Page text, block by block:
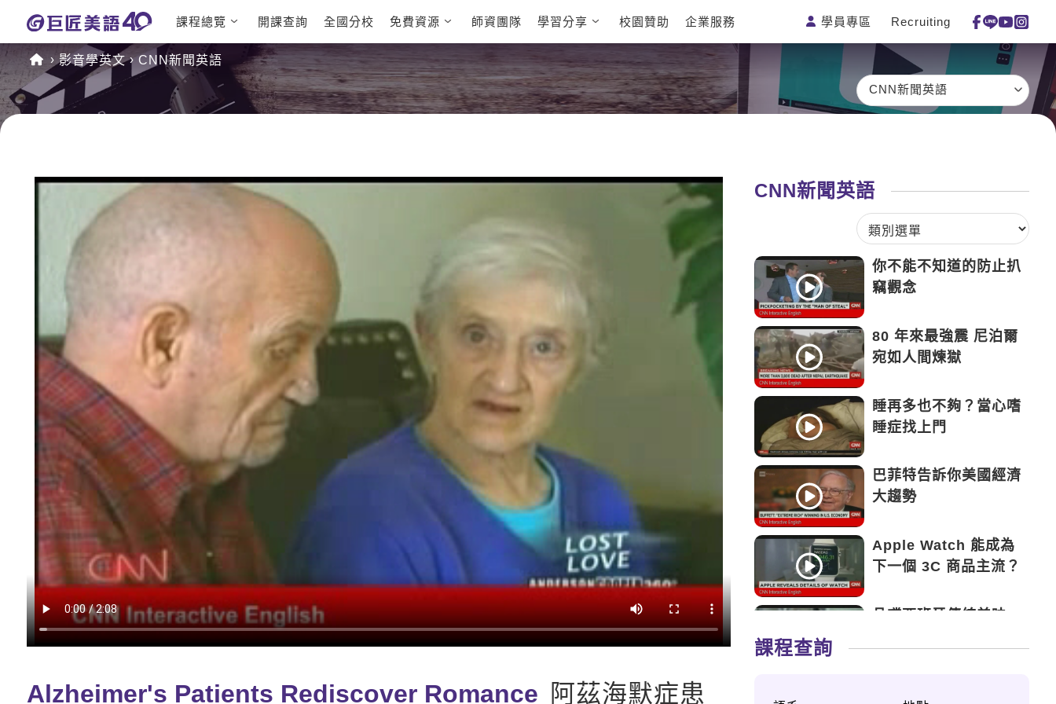
課程總覽
日語課程總
表
英文課程總
表
英文檢定
TOEIC 多益課程
IELTS 雅思課程
TOEFL 托福課程
能力養成
自然發音
英文聽力養成
開口溜英文
旅遊英文
Cengage TED
CNN聽力強化
特色課程
主題課程
英語俱樂
Let's Talk
線上真人
日語
韓語
通
一對一家教
企業訓練
開課查詢 全國分校 免費資源
多益秒學堂 英文能力測驗
師資團隊 學習分享
學員讚出來 活動花絮
校園贊助 企業服務 學員專區 Recruiting
影音學英文 CNN新聞英語
CNN新聞英語
Alzheimer's Patients Rediscover Romance 阿茲海默症患
CNN新聞英語
你不能不知道的防止扒
竊觀念
80 年來最強震 尼泊爾
宛如人間煉獄
睡再多也不夠？當心嗜
睡症找上門
巴菲特告訴你美國經濟
大趨勢
Apple Watch 能成為
下一個 3C 商品主流？
品嚐西班牙傳統美味
課程查詢